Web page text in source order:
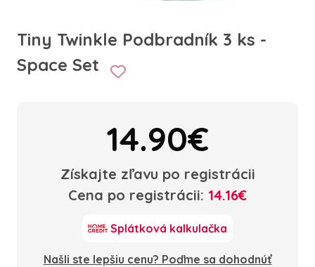
Tiny Twinkle Podbradník 3 ks -
Space Set
14.90€
Získajte zľavu po registrácii
Cena po registrácii: 14.16€
Splátková kalkulačka
Našli ste lepšiu cenu? Poďme sa dohodnúť